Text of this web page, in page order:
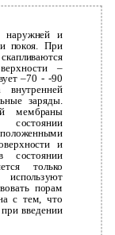
наружней и
покоя. При
–
–70 - -90
заряды.
мембраны
и
состоянии
только
порам
с тем, что
введении